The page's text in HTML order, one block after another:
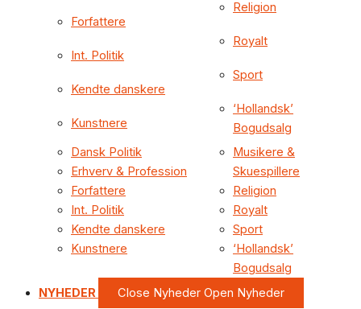
Forfattere
Int. Politik
Kendte danskere
Kunstnere
Religion
Royalt
Sport
‘Hollandsk’
Bogudsalg
Dansk Politik
Erhverv & Profession
Forfattere
Int. Politik
Kendte danskere
Kunstnere
Musikere &
Skuespillere
Religion
Royalt
Sport
‘Hollandsk’
Bogudsalg
NYHEDER
Close Nyheder Open Nyheder